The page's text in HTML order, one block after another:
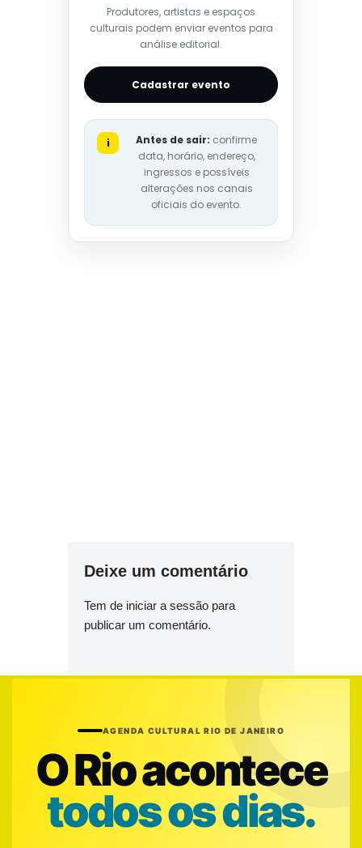
Produtores, artistas e espaços
culturais podem enviar eventos para
análise editorial.
Cadastrar evento
i Antes de sair: confirme
data, horário, endereço,
ingressos e possíveis
alterações nos canais
oficiais do evento.
Deixe um comentário
Tem de iniciar a sessão para
publicar um comentário.
AGENDA CULTURAL RIO DE JANEIRO
O Rio acontece
todos os dias.